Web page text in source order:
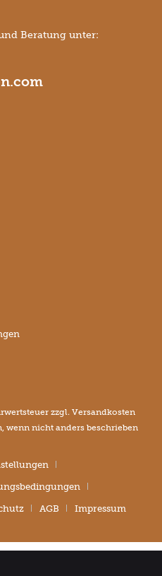
Beratung unter:
zzgl. Versandkosten
wenn nicht anders beschrieben
AGB Impressum